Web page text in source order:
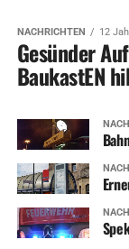
NACHRICHTEN 12
Gesünder
BaukastEN